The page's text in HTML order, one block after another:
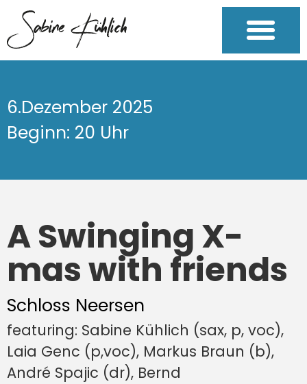
6.Dezember 2025
Beginn: 20 Uhr
A Swinging X-
mas with friends
Schloss Neersen
featuring: Sabine Kühlich (sax, p, voc),
Laia Genc (p,voc), Markus Braun (b),
André Spajic (dr), Bernd